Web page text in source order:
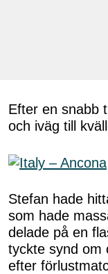
Efter en snabb
och iväg till
Stefan hade
som hade
delade på en
tyckte synd om
efter